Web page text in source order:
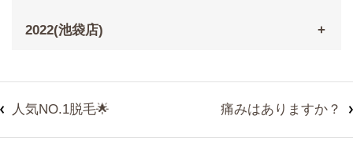
2022(池袋店)
人気NO.1脱毛🌟 痛みはありますか？